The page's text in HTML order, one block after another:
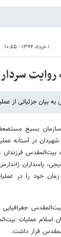
۱ خرداد ۱۳۹۴ - ۱۰:۵۵
بسیج
شهیدان در آستانه
33 سال پیش در عملیات
پاسداران
خود را در
اسلام عملیات
قرار داشت.